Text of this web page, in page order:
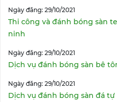
Ngày đăng: 29/10/2021
Thi công và đánh bóng sàn
ninh
Ngày đăng: 29/10/2021
Dịch vụ đánh bóng sàn bê
Ngày đăng: 29/10/2021
Dịch vụ đánh bóng sàn đá